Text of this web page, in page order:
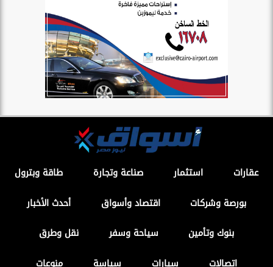
عقارات استثمار صناعة وتجارة
طاقة وبترول
بورصة وشركات
اقتصاد وأسواق
أحدث الأخبار
بنوك وتأمين
سياحة وسفر
نقل وطرق
اتصالات
سيارات سياسة منوعات